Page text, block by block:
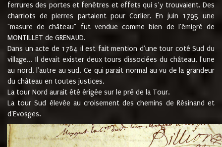
ferrures des portes et fenêtres et effets qui s’y trouvaient. Des
charriots de pierres partaient pour Corlier. En juin 1795 une
"masure de château" fut vendue comme bien de l'émigré de
MONTILLET de GRENAUD.
Dans un acte de 1784 il est fait mention d'une tour coté Sud du
village... Il devait exister deux tours dissociées du château, l'une
au nord, l'autre au sud. Ce qui parait normal au vu de la grandeur
du château en toutes justices.
La tour Nord aurait été érigée sur le pré de la Tour.
La tour Sud élevée au croisement des chemins de Résinand et
d'Evosges.